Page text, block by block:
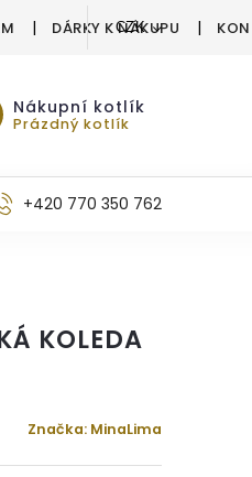
DÁRKY K NÁKUPU
CZK
Nákupní kotlík
Prázdný kotlík
+420 770 350 762
KOLEDA
Značka: MinaLima